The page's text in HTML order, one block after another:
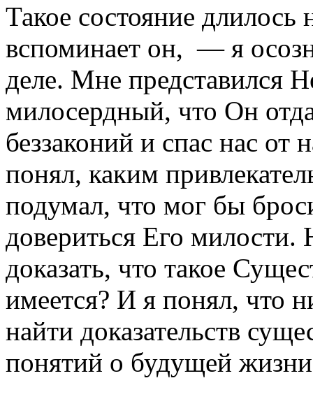
Такое состояние
вспоминает он, — я
деле. Мне представился
милосердный, что Он
беззаконий и спас нас от
понял, каким
подумал, что мог бы
довериться Его милости.
доказать, что такое
имеется? И я понял, что
найти доказательств
понятий о будущей